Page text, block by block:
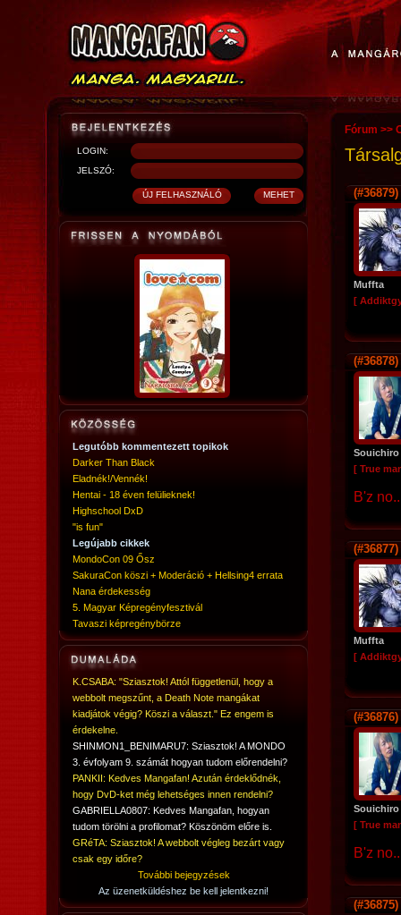
LOGIN:
JELSZÓ:
Legutóbb kommentezett topikok
Darker Than Black
Eladnék!/Vennék!
Hentai - 18 éven felülieknek!
Highschool DxD
"is fun"
Legújabb cikkek
MondoCon 09 Ősz
SakuraCon köszi + Moderáció + Hellsing4 errata
Nana érdekesség
5. Magyar Képregényfesztivál
Tavaszi képregénybörze
K.CSABA: "Sziasztok! Attól függetlenül, hogy a
webbolt megszűnt, a Death Note mangákat
kiadjátok végig? Köszi a választ." Ez engem is
érdekelne.
SHINMON1_BENIMARU7: Sziasztok! A MONDO
3. évfolyam 9. számát hogyan tudom előrendelni?
PANKII: Kedves Mangafan! Azután érdeklődnék,
hogy DvD-ket még lehetséges innen rendelni?
GABRIELLA0807: Kedves Mangafan, hogyan
tudom törölni a profilomat? Köszönöm előre is.
GRéTA: Sziasztok! A webbolt végleg bezárt vagy
csak egy időre?
További bejegyzések
Az üzenetküldéshez be kell jelentkezni!
Fórum >>
(#36879)
Muffta
[
(#36878)
Souichiro
[ True
B'z
(#36877)
Muffta
[
(#36876)
Souichiro
[ True
B'z
(#36875)